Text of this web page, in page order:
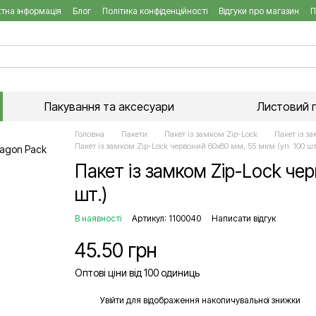
інформація Блог Політика конфіденційності Відгуки про магазин
Пакування та аксесуари Листовий
Головна Пакети Пакет із замком Zip-Lock
Пакет із
Пакет із замком Zip-Lock червоний 60х80 мм, 55 мкм (уп. 100
Пакет із замком Zip-Lock
шт.)
В наявності Артикул: 1100040 Написати відгук
45.50 грн
Оптові ціни від 100 одиниць
Увійти для відображення накопичувальної знижки